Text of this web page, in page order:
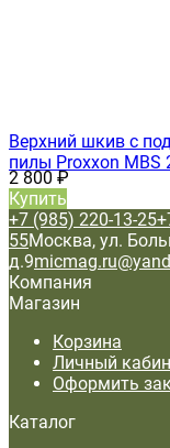
Верхний шкив с
пилы Proxxon MBS
2 800₽
Купить
+7 (985) 220-13-25
55Москва, ул.
д.9
Компания
Магазин
Корзина
Личный
Оформить
Каталог